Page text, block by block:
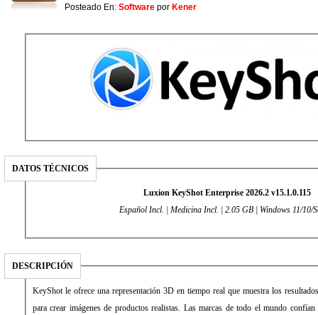
Posteado En: Software por Kener
DATOS TÉCNICOS
Luxion KeyShot Enterprise 2026.2 v15.1.0.115
Español Incl. | Medicina Incl. | 2.05 GB | Windows 11/10/
DESCRIPCIÓN
KeyShot le ofrece una representación 3D en tiempo real que muestra los
para crear imágenes de productos realistas. Las marcas de todo el mundo